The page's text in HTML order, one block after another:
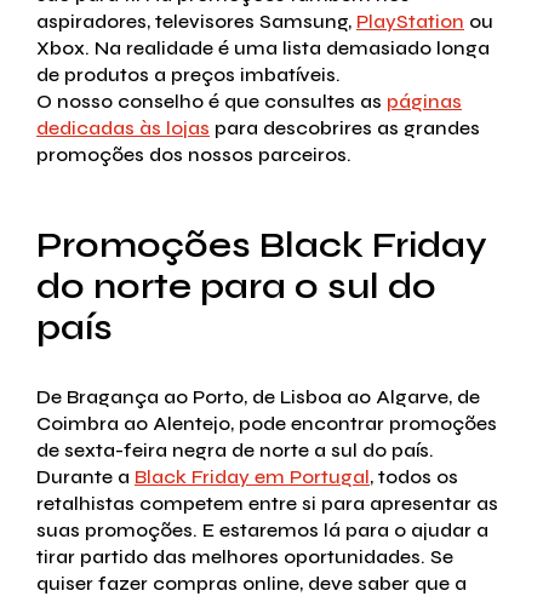
aspiradores, televisores Samsung, PlayStation ou
Xbox. Na realidade é uma lista demasiado longa
de produtos a preços imbatíveis.
O nosso conselho é que consultes as páginas
dedicadas às lojas para descobrires as grandes
promoções dos nossos parceiros.
Promoções Black Friday
do norte para o sul do
país
De Bragança ao Porto, de Lisboa ao Algarve, de
Coimbra ao Alentejo, pode encontrar promoções
de sexta-feira negra de norte a sul do país.
Durante a Black Friday em Portugal, todos os
retalhistas competem entre si para apresentar as
suas promoções. E estaremos lá para o ajudar a
tirar partido das melhores oportunidades. Se
quiser fazer compras online, deve saber que a